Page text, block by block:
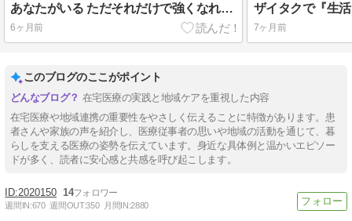
あなたがいる ただそれだけで強くなれる。
6ヶ月前 7ヶ月前
このブログのここがポイント
在宅医療の実践と地域ケアを重視した内容
在宅医療や地域連携の重要性をやさしく伝えることに特徴があります。患
者さんや家族の声を紹介し、医療従事者の思いや地域の活動を通じて、暮
らしを支える医療の姿勢を伝えています。身近な具体例と温かいエピソー
ドが多く、読者に安心感と共感を呼び起こします。
2020150 14
週間IN:670 週間OUT:350 月間IN:2880